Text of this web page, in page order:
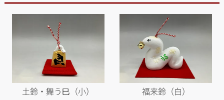
土鈴・舞う巳（小）
福来鈴（白）